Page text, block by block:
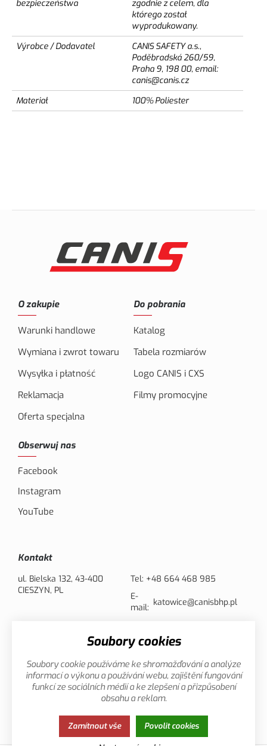
bezpieczeństwa
zgodnie z celem, dla
którego został
wyprodukowany.
Výrobce / Dodavatel
CANIS SAFETY a.s.,
Poděbradská 260/59,
Praha 9, 198 00, email:
canis@canis.cz
Materiał
100% Poliester
O zakupie
Warunki handlowe
Wymiana i zwrot towaru
Wysyłka i płatność
Reklamacja
Oferta specjalna
Do pobrania
Katalog
Tabela rozmiarów
Logo CANIS i CXS
Filmy promocyjne
Obserwuj nas
Facebook
Instagram
YouTube
Kontakt
ul. Bielska 132, 43-400
CIESZYN, PL
Tel: +48 664 468 985
E-
mail: katowice@canisbhp.pl
Ochronna danych
Ta strona używa plików cookies. Kliknij,
żeby dowiedzieć się wiecej.
Soubory cookies
Soubory cookie používáme ke shromažďování a analýze
informací o výkonu a používání webu, zajištění fungování
funkcí ze sociálních médií a ke zlepšení a přizpůsobení
obsahu a reklam.
Zamítnout vše Povolit cookies